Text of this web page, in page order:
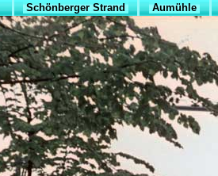
Schönberger Strand Aumühle